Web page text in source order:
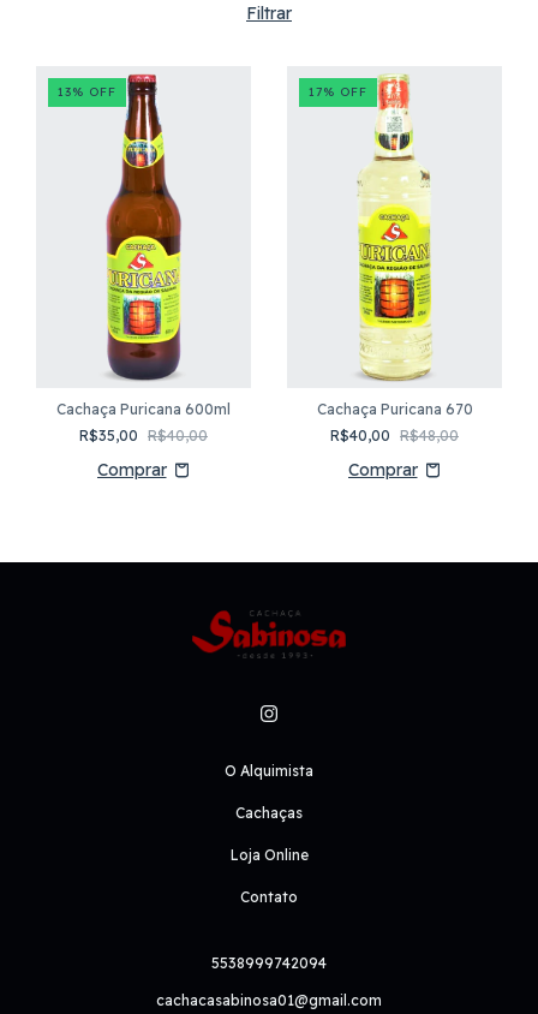
Filtrar
13% OFF
Cachaça Puricana 600ml
R$35,00 R$40,00
17% OFF
Cachaça Puricana 670
R$40,00 R$48,00
O Alquimista
Cachaças
Loja Online
Contato
5538999742094
cachacasabinosa01@gmail.com